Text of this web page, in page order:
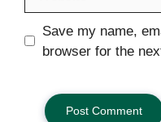
Save my name,
browser for the